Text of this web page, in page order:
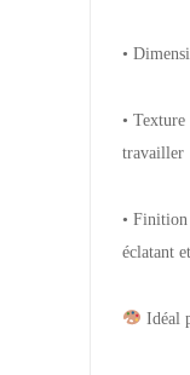
•
•
travailler
•
éclatant
Idéal